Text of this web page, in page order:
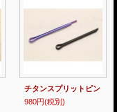
チタンスプリットピン
980円(税別)